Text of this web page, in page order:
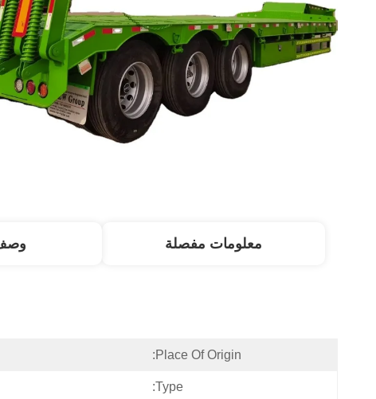
معلومات مفصلة وصف
Place Of Origin:
Type: